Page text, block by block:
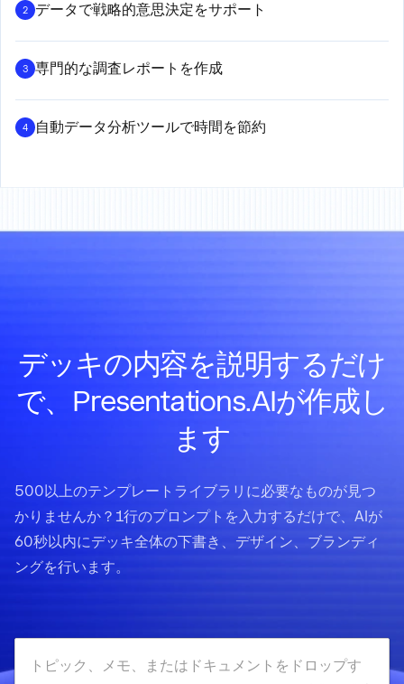
2 データで戦略的意思決定をサポート
3 専門的な調査レポートを作成
4 自動データ分析ツールで時間を節約
デッキの内容を説明するだけ
で、Presentations.AIが作成し
ます
500以上のテンプレートライブラリに必要なものが見つ
かりませんか？1行のプロンプトを入力するだけで、AIが
60秒以内にデッキ全体の下書き、デザイン、ブランディ
ングを行います。